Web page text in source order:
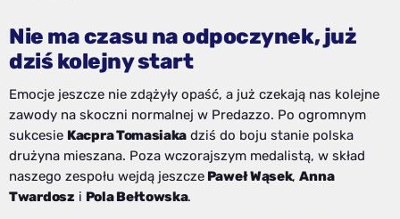
Nie ma czasu na odpoczynek, już
dziś kolejny start
Emocje jeszcze nie zdążyły opaść, a już czekają nas kolejne
zawody na skoczni normalnej w Predazzo. Po ogromnym
sukcesie Kacpra Tomasiaka dziś do boju stanie polska
drużyna mieszana. Poza wczorajszym medalistą, w skład
naszego zespołu wejdą jeszcze Paweł Wąsek,Anna
Twardosz i Pola Bełtowska.